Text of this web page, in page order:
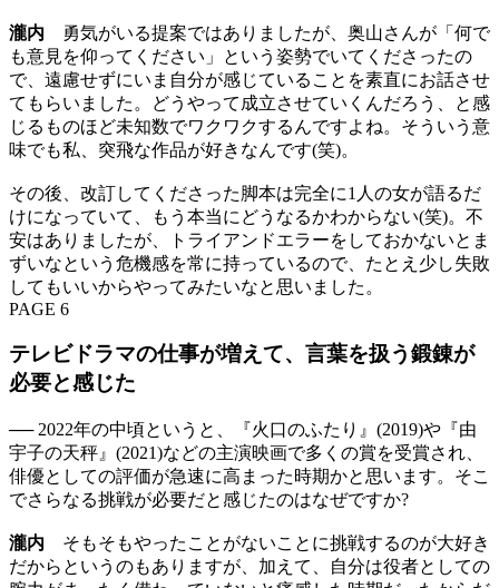
瀧内 勇気がいる提案ではありましたが、奥山さんが「何で
も意見を仰ってください」という姿勢でいてくださったの
で、遠慮せずにいま自分が感じていることを素直にお話させ
てもらいました。どうやって成立させていくんだろう、と感
じるものほど未知数でワクワクするんですよね。そういう意
味でも私、突飛な作品が好きなんです(笑)。
その後、改訂してくださった脚本は完全に1人の女が語るだ
けになっていて、もう本当にどうなるかわからない(笑)。不
安はありましたが、トライアンドエラーをしておかないとま
ずいなという危機感を常に持っているので、たとえ少し失敗
してもいいからやってみたいなと思いました。
PAGE 6
テレビドラマの仕事が増えて、言葉を扱う鍛錬が
必要と感じた
── 2022年の中頃というと、『火口のふたり』(2019)や『由
宇子の天秤』(2021)などの主演映画で多くの賞を受賞され、
俳優としての評価が急速に高まった時期かと思います。そこ
でさらなる挑戦が必要だと感じたのはなぜですか?
瀧内 そもそもやったことがないことに挑戦するのが大好き
だからというのもありますが、加えて、自分は役者としての